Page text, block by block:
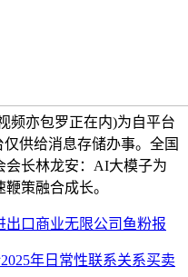
频亦包罗正在内)为自平台
供给消息存储办事。全国
会长林龙安：AI大模子为
策融合成长。
出口商业无限公司鱼粉报
年日常性联系关系买卖